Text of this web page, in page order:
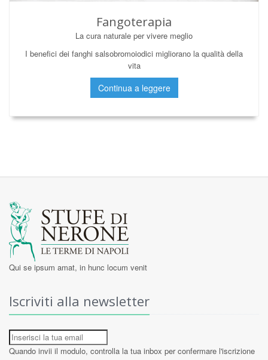
Fangoterapia
La cura naturale per vivere meglio
I benefici dei fanghi salsobromoiodici migliorano la qualità della
vita
Continua a leggere
Qui se ipsum amat, in hunc locum venit
Iscriviti alla newsletter
Quando invii il modulo, controlla la tua inbox per confermare l'iscrizione